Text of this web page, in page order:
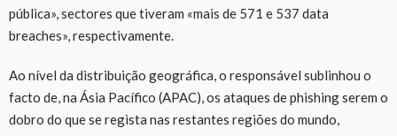
pública», sectores que tiveram «mais de 571 e 537 data
breaches», respectivamente.
Ao nível da distribuição geográfica, o responsável sublinhou o
facto de, na Ásia Pacífico (APAC), os ataques de phishing serem o
dobro do que se regista nas restantes regiões do mundo,